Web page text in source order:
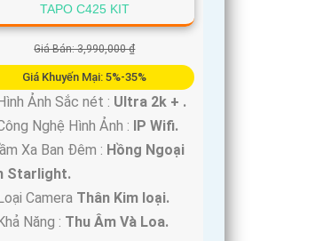
TAPO C425 KIT
Giá Bán: 3,990,000 ₫
Giá Khuyến Mại: 5%-35%
Ảnh Sắc nét : Ultra 2k + .
Nghệ Hình Ảnh : IP Wifi.
Xa Ban Đêm : Hồng Ngoại
Starlight.
Camera Thân Kim loại.
Năng : Thu Âm Và Loa.